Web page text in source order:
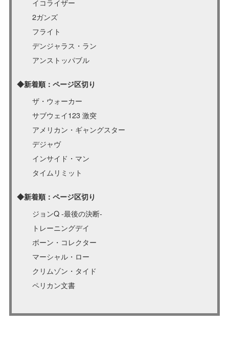
イコライザー
2ガンズ
フライト
デンジャラス・ラン
アンストッパブル
◆新着順：ページ区切り
ザ・ウォーカー
サブウェイ123 激突
アメリカン・ギャングスター
デジャヴ
インサイド・マン
タイムリミット
◆新着順：ページ区切り
ジョンQ -最後の決断-
トレーニングデイ
ボーン・コレクター
マーシャル・ロー
クリムゾン・タイド
ペリカン文書